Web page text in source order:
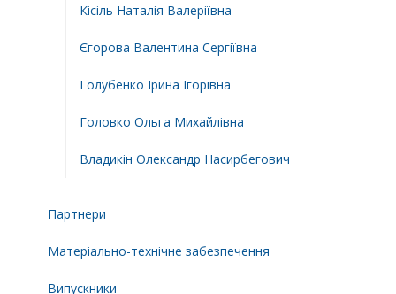
Кісіль Наталія Валеріївна
Єгорова Валентина Сергіївна
Голубенко Ірина Ігорівна
Головко Ольга Михайлівна
Владикін Олександр Насирбегович
Партнери
Матеріально-технічне забезпечення
Випускники